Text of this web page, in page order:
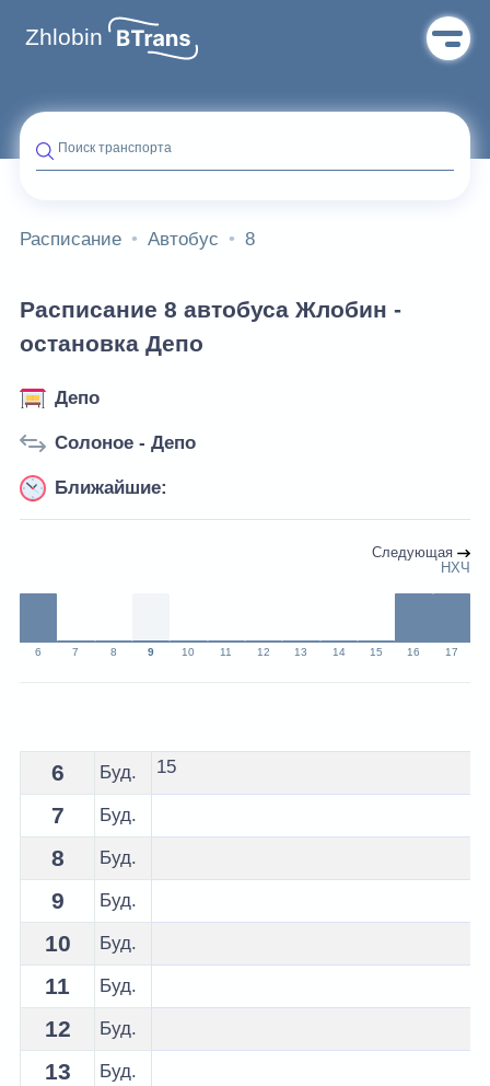
Zhlobin
Поиск транспорта
Расписание Автобус 8
Расписание 8 автобуса Жлобин -
остановка Депо
Депо
Солоное - Депо
Ближайшие:
Следующая
НХЧ
6 7 8 9 10 11 12 13 14 15 16 17
Расписание 8 автобуса Жлобин - остановка Депо
6 Буд. 15
7 Буд.
8 Буд.
9 Буд.
10 Буд.
11 Буд.
12 Буд.
13 Буд.